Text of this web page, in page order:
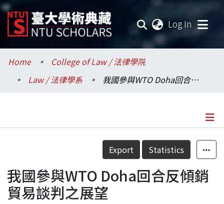
Log In
Communities & Collections
Research Outputs
Statistics
Home
College of Law / 法律學院
Law / 法律學系
我國參與WTO Doha回合反傾銷貿易談判之展望
Details
Export Statistics
我國參與WTO Doha回合反傾銷
貿易談判之展望